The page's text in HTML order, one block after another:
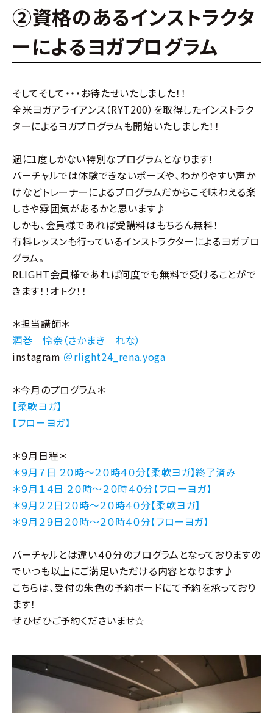
②資格のあるインストラクタ
ーによるヨガプログラム
そしてそして・・・お待たせいたしました！！
全米ヨガアライアンス（RYT200）を取得したインストラク
ターによるヨガプログラムも開始いたしました！！
週に1度しかない特別なプログラムとなります！
バーチャルでは体験できないポーズや、わかりやすい声か
けなどトレーナーによるプログラムだからこそ味わえる楽
しさや雰囲気があるかと思います♪
しかも、会員様であれば受講料はもちろん無料！
有料レッスンも行っているインストラクターによるヨガプロ
グラム。
RLIGHT会員様であれば何度でも無料で受けることがで
きます！！オトク！！
＊担当講師＊
酒巻 怜奈（さかまき れな）
instagram ＠rlight24_rena.yoga
＊今月のプログラム＊
【柔軟ヨガ】
【フローヨガ】
＊９月日程＊
＊９月７日 ２０時〜２０時４０分【柔軟ヨガ】終了済み
＊９月１４日 ２０時〜２０時４０分【フローヨガ】
＊９月２２日２０時〜２０時４０分【柔軟ヨガ】
＊９月２９日２０時〜２０時４０分【フローヨガ】
バーチャルとは違い４０分のプログラムとなっておりますの
でいつも以上にご満足いただける内容となります♪
こちらは、受付の朱色の予約ボードにて予約を承っており
ます！
ぜひぜひご予約くださいませ☆